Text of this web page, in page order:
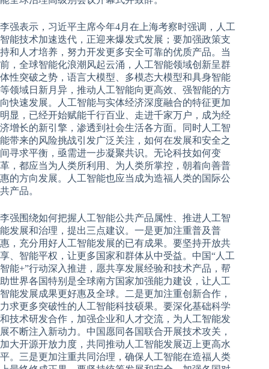
李强表示，习近平主席今年4月在上海考察时强调，人工
智能技术加速迭代，正迎来爆发式发展；要加强政策支
持和人才培养，努力开发更多安全可靠的优质产品。当
前，全球智能化浪潮风起云涌，人工智能领域创新呈群
体性突破之势，语言大模型、多模态大模型和具身智能
等领域日新月异，推动人工智能向更高效、强智能的方
向快速发展。人工智能与实体经济深度融合的特征更加
明显，已经开始赋能千行百业、走进千家万户，成为经
济增长的新引擎，渗透到社会生活各方面。同时人工智
能带来的风险挑战引发广泛关注，如何在发展和安全之
间寻求平衡，亟需进一步凝聚共识。无论科技如何变
革，都应当为人类所利用、为人类所掌控，朝着向善普
惠的方向发展。人工智能也应当成为造福人类的国际公
共产品。
李强围绕如何把握人工智能公共产品属性、推进人工智
能发展和治理，提出三点建议。一是更加注重普及普
惠，充分用好人工智能发展的已有成果。要坚持开放共
享、智能平权，让更多国家和群体从中受益。中国“人工
智能+”行动深入推进，愿共享发展经验和技术产品，帮
助世界各国特别是全球南方国家加强能力建设，让人工
智能发展成果更好惠及全球。二是更加注重创新合作，
力求更多突破性的人工智能科技硕果。要深化基础科学
和技术研发合作，加强企业和人才交流，为人工智能发
展不断注入新动力。中国愿同各国联合开展技术攻关，
加大开源开放力度，共同推动人工智能发展迈上更高水
平。三是更加注重共同治理，确保人工智能在造福人类